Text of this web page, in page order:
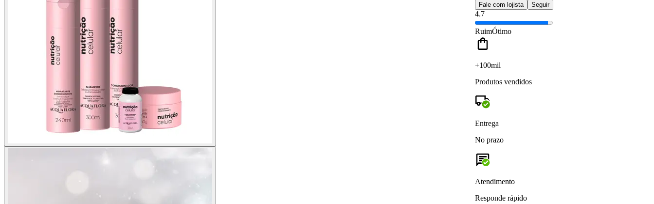
Fale com lojista Seguir
4.7
RuimÓtimo
+100mil
Produtos vendidos
Entrega
No prazo
Atendimento
Responde rápido